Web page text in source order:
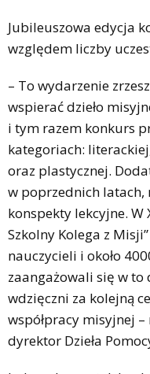
Jubileuszowa edycja
względem liczby
– To wydarzenie
wspierać dzieło
i tym razem konkurs
kategoriach:
oraz plastycznej.
w poprzednich latach,
konspekty lekcyjne. W
Szkolny Kolega z
nauczycieli i około
zaangażowali się w to
wdzięczni za kolejną
współpracy misyjnej –
dyrektor Dzieła